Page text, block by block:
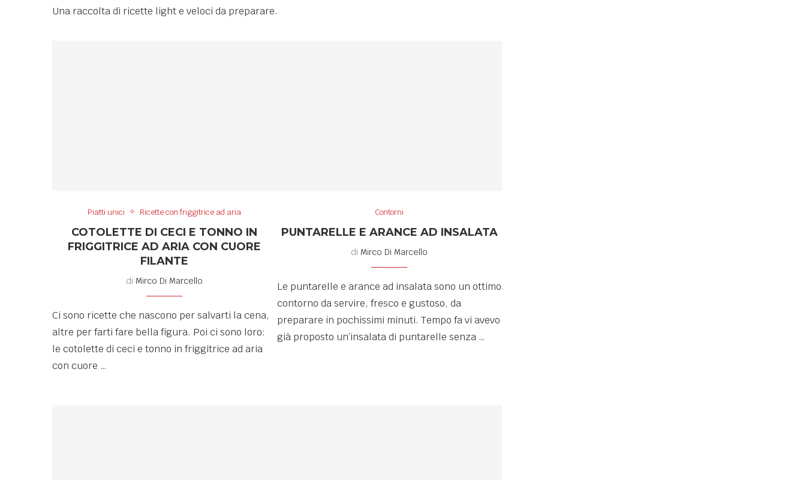
Una raccolta di ricette light e veloci da preparare.
Piatti unici Ricette con friggitrice ad aria
COTOLETTE DI CECI E TONNO IN
FRIGGITRICE AD ARIA CON CUORE
FILANTE
di Mirco Di Marcello
Ci sono ricette che nascono per salvarti la cena,
altre per farti fare bella figura. Poi ci sono loro:
le cotolette di ceci e tonno in friggitrice ad aria
con cuore …
Contorni
PUNTARELLE E ARANCE AD INSALATA
di Mirco Di Marcello
Le puntarelle e arance ad insalata sono un ottimo
contorno da servire, fresco e gustoso, da
preparare in pochissimi minuti. Tempo fa vi avevo
già proposto un’insalata di puntarelle senza …